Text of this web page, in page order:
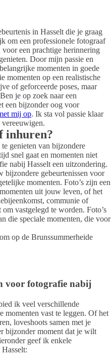
in Hasselt die je graag
om een professionele fotograaf
voor een prachtige herinnering
Door mijn passie en
momenten in goede
momenten op een realistische
of geforceerde poses, maar
je op zoek naar een
een bijzonder oog voor
mij op. Ik sta vol passie klaar
inhuren?
genieten van bijzondere
snel gaat en momenten niet
nabij Hasselt een uitzondering.
bijzondere gebeurtenissen voor
momenten. Foto’s zijn een
uit jouw leven, of het
communie of
vastgelegd te worden. Foto’s
die speciale momenten, die voor
voor fotografie nabij
ik veel verschillende
momenten vast te leggen. Of het
loveshoots samen met je
bijzonder moment dat je wilt
geef ik enkele